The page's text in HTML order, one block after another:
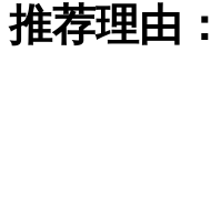
推荐理由